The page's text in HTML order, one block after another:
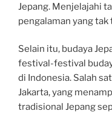
Jepang. Menjelajahi
pengalaman yang
Selain itu, budaya
festival-festival
di Indonesia. Salah
Jakarta, yang
tradisional Jepang